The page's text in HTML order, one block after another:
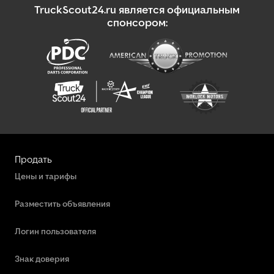
TruckScout24.ru является официальным
спонсором:
Продать
Цены и тарифы
Разместить объявления
Логин пользователя
Знак доверия